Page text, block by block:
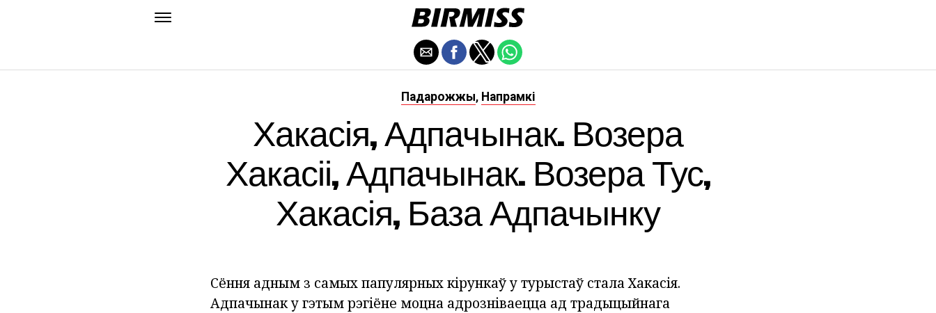
Падарожжы, Напрамкі
Хакасія, Адпачынак. Возера
Хакасіі, Адпачынак. Возера Тус,
Хакасія, База Адпачынку
Сёння адным з самых папулярных кірункаў у турыстаў стала Хакасія.
Адпачынак у гэтым рэгіёне моцна адрозніваецца ад традыцыйнага